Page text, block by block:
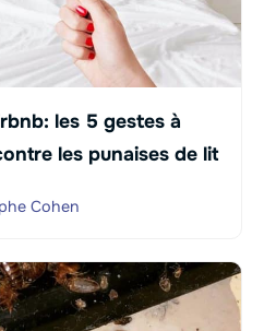
les 5 gestes à
les punaises de lit
Cohen